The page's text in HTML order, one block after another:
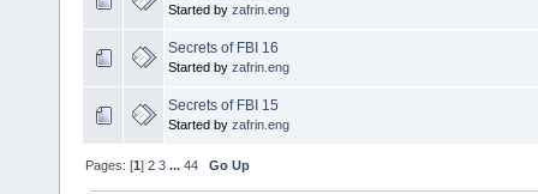
Started by zafrin.eng
Secrets of FBI 16
Started by zafrin.eng
Secrets of FBI 15
Started by zafrin.eng
Pages: [1]2 3 ...44 Go Up